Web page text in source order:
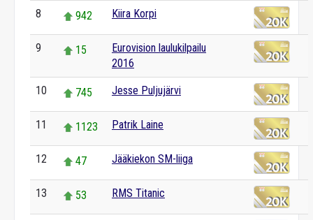
8 942 Kiira Korpi
9 15
Eurovision laulukilpailu
2016
10 745 Jesse Puljujärvi
11 1123 Patrik Laine
12 47 Jääkiekon SM-liiga
13 53 RMS Titanic